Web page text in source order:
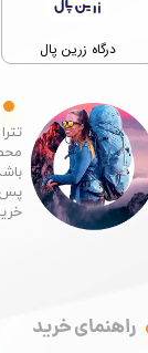
راهنمای خرید
درگاه زرین پال
پس